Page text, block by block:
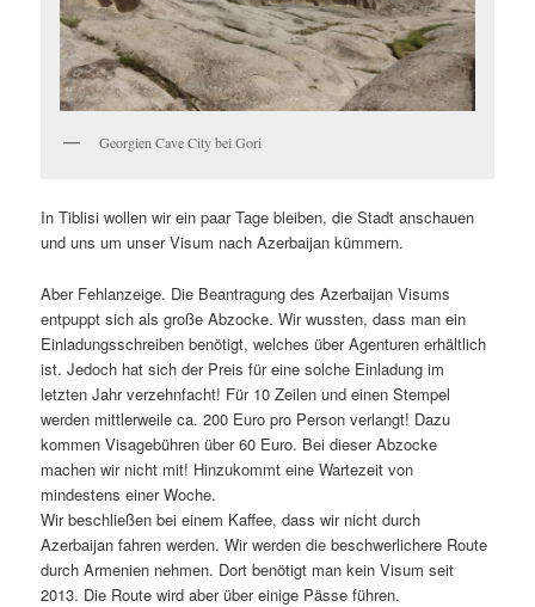
Georgien Cave City bei Gori
In Tiblisi wollen wir ein paar Tage bleiben, die Stadt anschauen
und uns um unser Visum nach Azerbaijan kümmern.
Aber Fehlanzeige. Die Beantragung des Azerbaijan Visums
entpuppt sich als große Abzocke. Wir wussten, dass man ein
Einladungsschreiben benötigt, welches über Agenturen erhältlich
ist. Jedoch hat sich der Preis für eine solche Einladung im
letzten Jahr verzehnfacht! Für 10 Zeilen und einen Stempel
werden mittlerweile ca. 200 Euro pro Person verlangt! Dazu
kommen Visagebühren über 60 Euro. Bei dieser Abzocke
machen wir nicht mit! Hinzukommt eine Wartezeit von
mindestens einer Woche.
Wir beschließen bei einem Kaffee, dass wir nicht durch
Azerbaijan fahren werden. Wir werden die beschwerlichere Route
durch Armenien nehmen. Dort benötigt man kein Visum seit
2013. Die Route wird aber über einige Pässe führen.